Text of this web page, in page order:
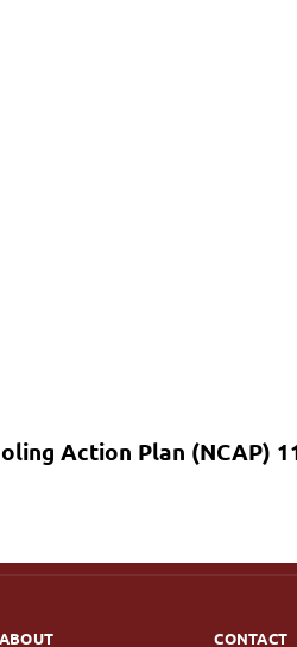
Action Plan (NCAP)
ABOUT CONTACT